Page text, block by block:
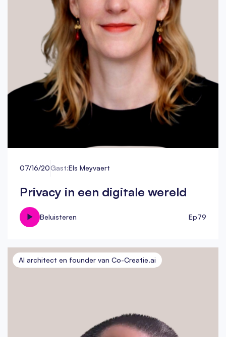
07/16/20Gast:Els Meyvaert
Privacy in een digitale wereld
Beluisteren Ep79
AI architect en founder van Co-Creatie.ai